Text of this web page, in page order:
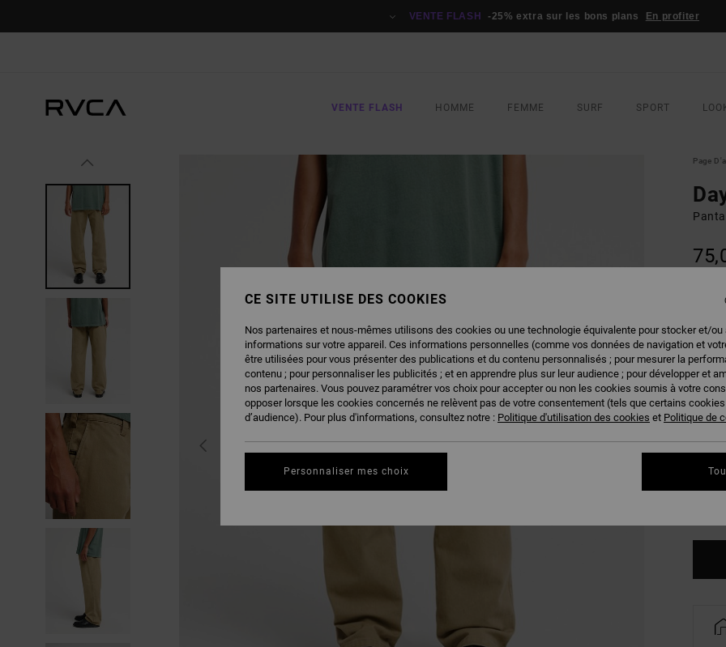
VENTE FLASH -25% extra sur les bons plans En profiter
VENTE FLASH HOMME FEMME SURF SPORT
Page
34
CE SITE UTILISE DES COOKIES
Nos partenaires et nous-mêmes utilisons des cookies ou une technologie équivalente pour stocker et/ou
informations sur votre appareil. Ces informations personnelles (comme vos données de navigation et
être utilisées pour vous présenter des publications et du contenu personnalisés ; pour mesurer la
contenu ; pour personnaliser les publicités ; et en apprendre plus sur leur audience ; pour développer et
nos partenaires. Vous pouvez paramétrer vos choix pour accepter ou non les cookies soumis à votre
opposer lorsque les cookies concernés ne relèvent pas de votre consentement (tels que certains
d’audience). Pour plus d'informations, consultez notre : Politique d'utilisation des cookies et Politique de
Personnaliser mes choix